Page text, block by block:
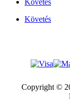
Követés
Copyright ©